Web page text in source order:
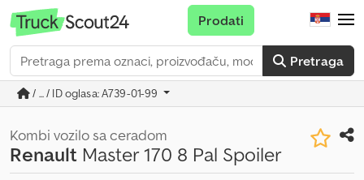
Pretraga
Prodati
/ ... / ID oglasa: A739-01-99
Kombi vozilo sa ceradom
Renault Master 170 8 Pal Spoiler